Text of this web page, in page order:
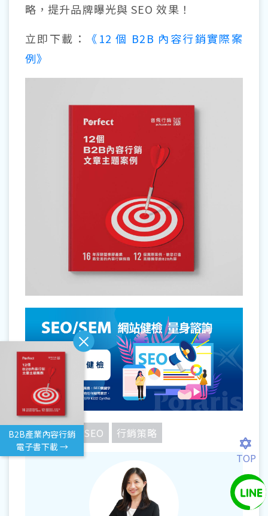
B2B產業內容行銷
電子書下載 →
略，提升品牌曝光與 SEO 效果！
立即下載：
《12 個 B2B 內容行銷實際案
例》
網站設計 SEO
行銷策略
TOP